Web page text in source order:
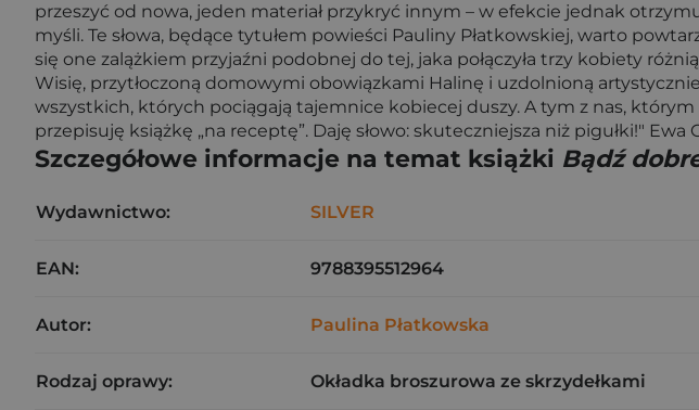
przeszyć od nowa, jeden materiał przykryć innym – w efekcie jednak
myśli. Te słowa, będące tytułem powieści Pauliny Płatkowskiej, warto
się one zalążkiem przyjaźni podobnej do tej, jaka połączyła trzy kobiety
Wisię, przytłoczoną domowymi obowiązkami Halinę i uzdolnioną
wszystkich, których pociągają tajemnice kobiecej duszy. A tym z nas,
przepisuję książkę „na receptę”. Daję słowo: skuteczniejsza niż pigułki!"
Szczegółowe informacje na temat książki Bądź
Wydawnictwo: SILVER
EAN: 9788395512964
Autor: Paulina Płatkowska
Rodzaj oprawy: Okładka broszurowa ze skrzydełkami